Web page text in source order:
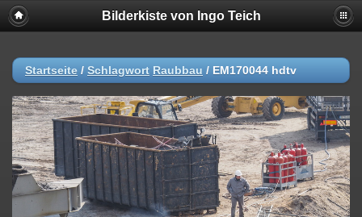
Bilderkiste von Ingo Teich
Startseite / Schlagwort Raubbau / EM170044 hdtv